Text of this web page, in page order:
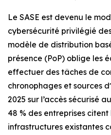
Le SASE est devenu le
cybersécurité privilégié
modèle de distribution
présence (PoP) oblige les
effectuer des tâches de
chronophages et sources
2025 sur l’accès sécurisé
48 % des entreprises
infrastructures existantes